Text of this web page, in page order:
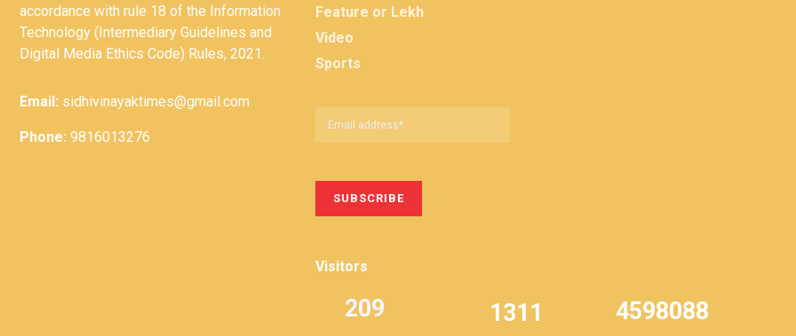
accordance with rule 18 of the Information
Technology (Intermediary Guidelines and
Digital Media Ethics Code) Rules, 2021.
Email: sidhivinayaktimes@gmail.com
Phone: 9816013276
Feature or Lekh
Video
Sports
Visitors
209 1311 4598088